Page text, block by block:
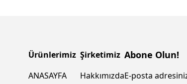
Ürünlerimiz
ANASAYFA
Şirketimiz
Hakkımızda
Abone Olun!
E-posta